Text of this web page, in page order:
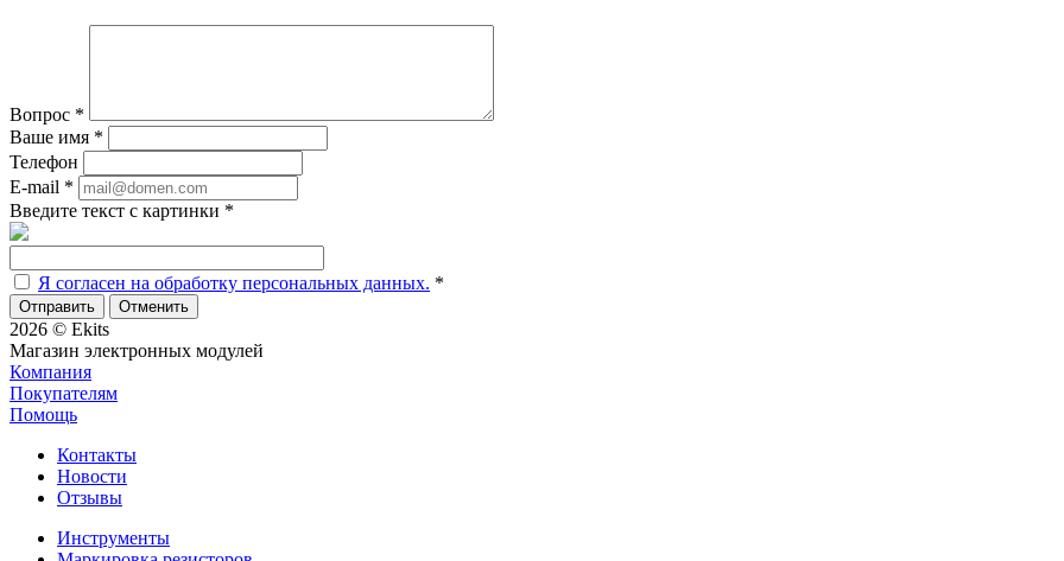
Вопрос *
Ваше имя *
Телефон
E-mail *
Введите текст с картинки *
Я согласен на обработку персональных данных. *
Отменить
2026 © Ekits
Магазин электронных модулей
Компания
Покупателям
Помощь
Контакты
Новости
Отзывы
Инструменты